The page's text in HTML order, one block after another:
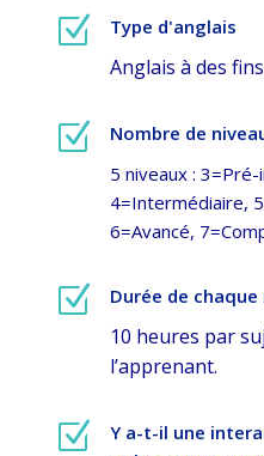
Z Type d'anglais
Anglais à des
Z
Nombre de
5 niveaux :
4=Intermédiaire,
6=Avancé,
Z Durée de chaque
10 heures par
l’apprenant.
Z
Y a-t-il une